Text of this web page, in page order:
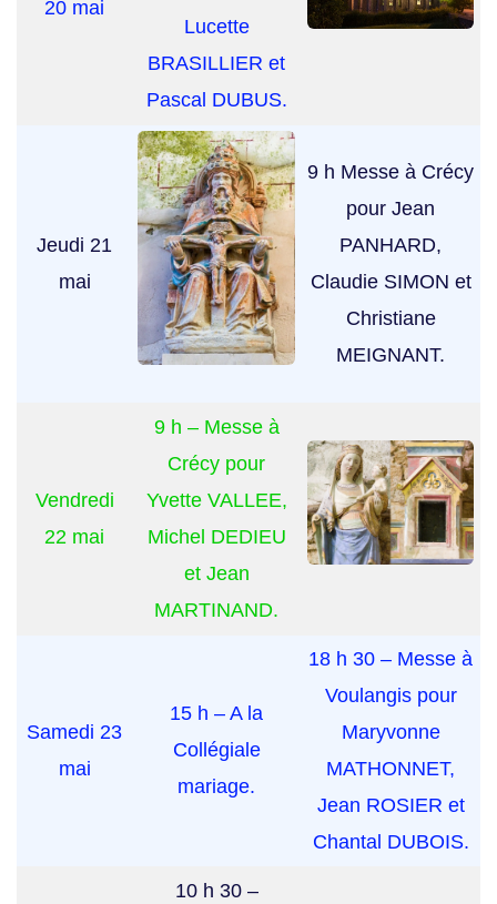
20 mai
Lucette
BRASILLIER et
Pascal DUBUS.
Jeudi 21
mai
9 h Messe à Crécy
pour Jean
PANHARD,
Claudie SIMON et
Christiane
MEIGNANT.
Vendredi
22 mai
9 h – Messe à
Crécy pour
Yvette VALLEE,
Michel DEDIEU
et Jean
MARTINAND.
Samedi 23
mai
15 h – A la
Collégiale
mariage.
18 h 30 – Messe à
Voulangis pour
Maryvonne
MATHONNET,
Jean ROSIER et
Chantal DUBOIS.
10 h 30 –